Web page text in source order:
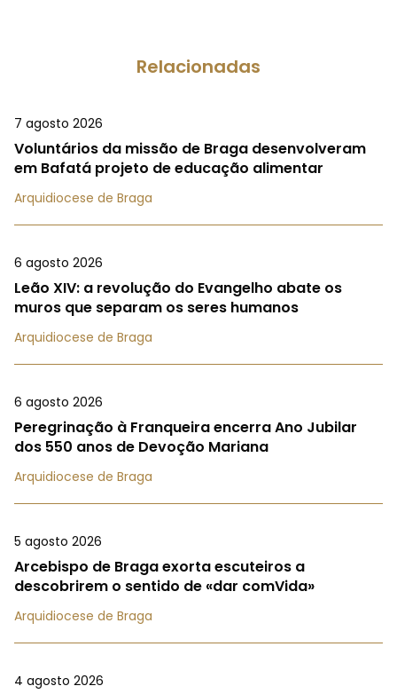
Relacionadas
7 agosto 2026
Voluntários da missão de Braga desenvolveram
em Bafatá projeto de educação alimentar
Arquidiocese de Braga
6 agosto 2026
Leão XIV: a revolução do Evangelho abate os
muros que separam os seres humanos
Arquidiocese de Braga
6 agosto 2026
Peregrinação à Franqueira encerra Ano Jubilar
dos 550 anos de Devoção Mariana
Arquidiocese de Braga
5 agosto 2026
Arcebispo de Braga exorta escuteiros a
descobrirem o sentido de «dar comVida»
Arquidiocese de Braga
4 agosto 2026